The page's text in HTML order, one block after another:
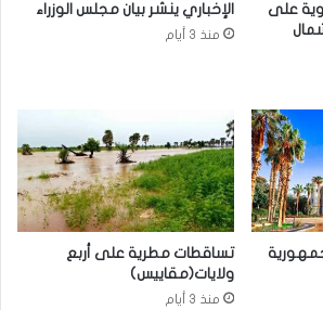
على
الإخباري ينشر بيان مجلس الوزراء
منذ 3 أيام
تساقطات مطرية على أربع
ولايات(مقاييس)
منذ 3 أيام